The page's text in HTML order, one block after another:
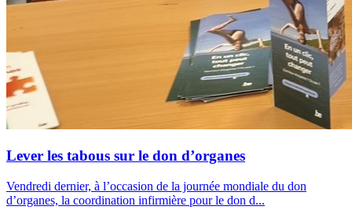
Lever les tabous sur le don d’organes
Vendredi dernier, à l’occasion de la journée mondiale du don
d’organes, la coordination infirmière pour le don d...